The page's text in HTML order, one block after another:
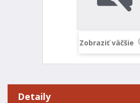
Zobraziť väčšie
Detaily